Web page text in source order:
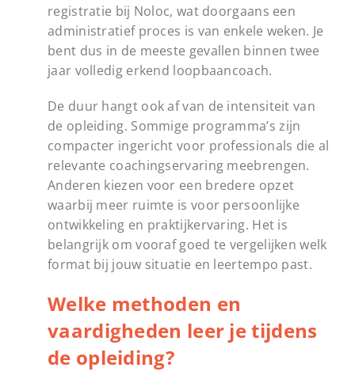
registratie bij Noloc, wat doorgaans een
administratief proces is van enkele weken. Je
bent dus in de meeste gevallen binnen twee
jaar volledig erkend loopbaancoach.
De duur hangt ook af van de intensiteit van
de opleiding. Sommige programma’s zijn
compacter ingericht voor professionals die al
relevante coachingservaring meebrengen.
Anderen kiezen voor een bredere opzet
waarbij meer ruimte is voor persoonlijke
ontwikkeling en praktijkervaring. Het is
belangrijk om vooraf goed te vergelijken welk
format bij jouw situatie en leertempo past.
Welke methoden en
vaardigheden leer je tijdens
de opleiding?